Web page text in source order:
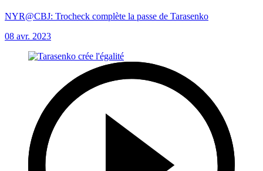
NYR@CBJ: Trocheck complète la passe de Tarasenko
08 avr. 2023